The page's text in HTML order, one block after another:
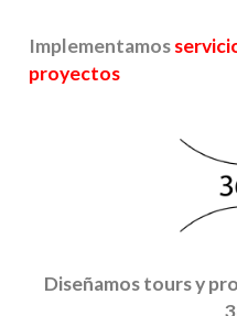
Implementamos
proyectos
Diseñamos tours y